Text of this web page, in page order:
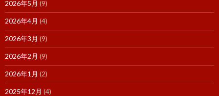
2026年5月 (9)
2026年4月 (4)
2026年3月 (9)
2026年2月 (9)
2026年1月 (2)
2025年12月 (4)